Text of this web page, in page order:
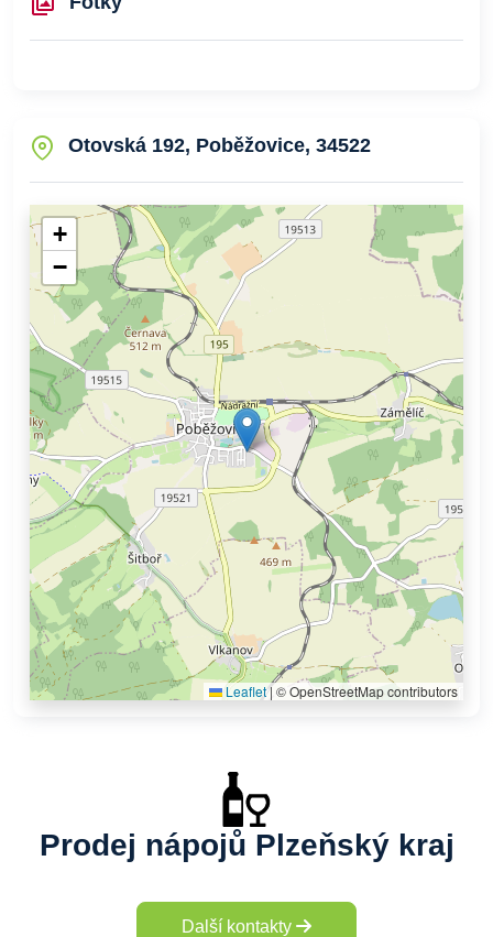
Otovská 192, Poběžovice, 34522
+
−
Leaflet|© OpenStreetMap contributors
Prodej nápojů Plzeňský kraj
Další kontakty